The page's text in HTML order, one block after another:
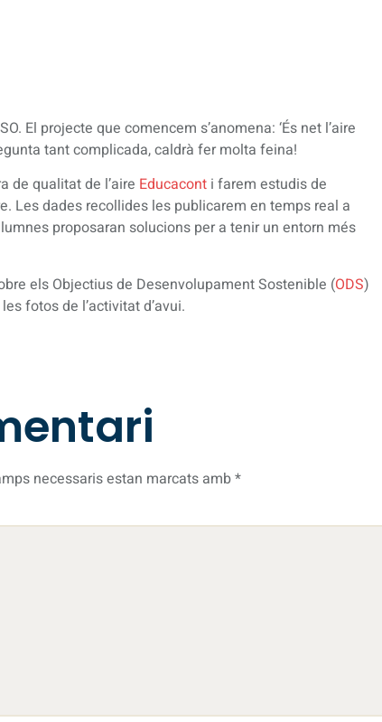
El projecte que comencem s’anomena: ‘És net l’aire
tant complicada, caldrà fer molta feina!
de qualitat de l’aire Educacont i farem estudis de
Les dades recollides les publicarem en temps real a
proposaran solucions per a tenir un entorn més
els Objectius de Desenvolupament Sostenible (ODS)
fotos de l’activitat d’avui.
necessaris estan marcats amb*